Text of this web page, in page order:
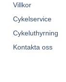
Villkor
Cykelservice
Cykeluthyrning
Kontakta oss